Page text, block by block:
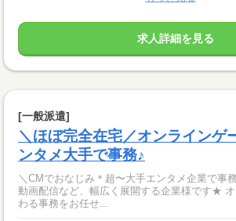
求人詳細を見る
[一般派遣]
＼ほぼ完全在宅／オンライン
ンタメ大手で事務♪
＼CMでおなじみ＊超〜大手エンタメ企業で事務のお仕
動画配信など、幅広く展開する企業様です★
わる事務をお任せ...